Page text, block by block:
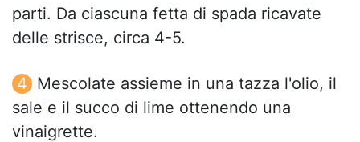
parti. Da ciascuna fetta di spada ricavate
delle strisce, circa 4-5.
Mescolate assieme in una tazza l'olio, il
sale e il succo di lime ottenendo una
vinaigrette.